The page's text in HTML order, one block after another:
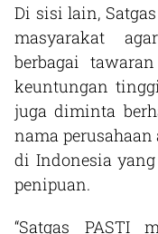
Di sisi lain,
masyarakat
berbagai
keuntungan
juga diminta
nama
di Indonesia
penipuan.
“Satgas PASTI